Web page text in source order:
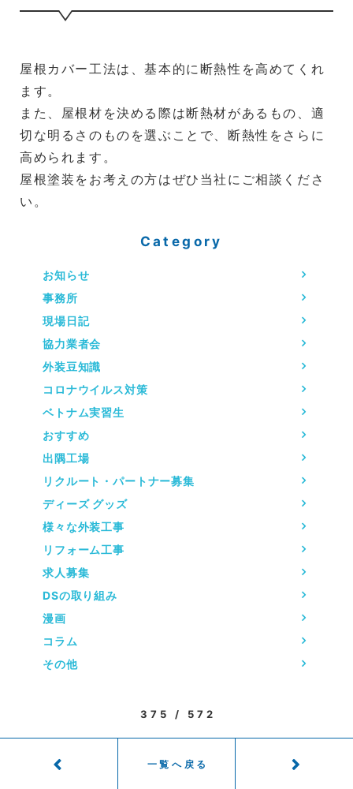
屋根カバー工法は、基本的に断熱性を高めてくれ
ます。
また、屋根材を決める際は断熱材があるもの、適
切な明るさのものを選ぶことで、断熱性をさらに
高められます。
屋根塗装をお考えの方はぜひ当社にご相談くださ
い。
Category
お知らせ
事務所
現場日記
協力業者会
外装豆知識
コロナウイルス対策
ベトナム実習生
おすすめ
出隅工場
リクルート・パートナー募集
ディーズ グッズ
様々な外装工事
リフォーム工事
求人募集
DSの取り組み
漫画
コラム
その他
375 / 572
一覧へ戻る